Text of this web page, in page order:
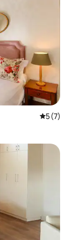
5 (7)